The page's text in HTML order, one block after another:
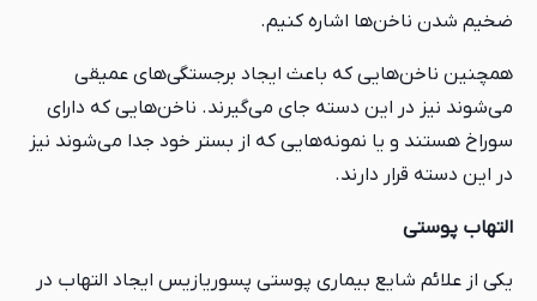
ضخیم شدن ناخن‌ها اشاره کنیم.
همچنین ناخن‌هایی که باعث ایجاد برجستگی‌های عمیقی
می‌شوند نیز در این دسته جای می‌گیرند. ناخن‌هایی که دارای
سوراخ هستند و یا نمونه‌هایی که از بستر خود جدا می‌شوند نیز
در این دسته قرار دارند.
التهاب پوستی
یکی از علائم شایع بیماری پوستی پسوریازیس ایجاد التهاب در